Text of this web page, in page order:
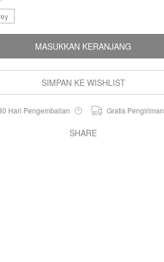
MASUKKAN KERANJANG
SIMPAN KE WISHLIST
Hari Pengembalian Gratis Pengiriman
SHARE